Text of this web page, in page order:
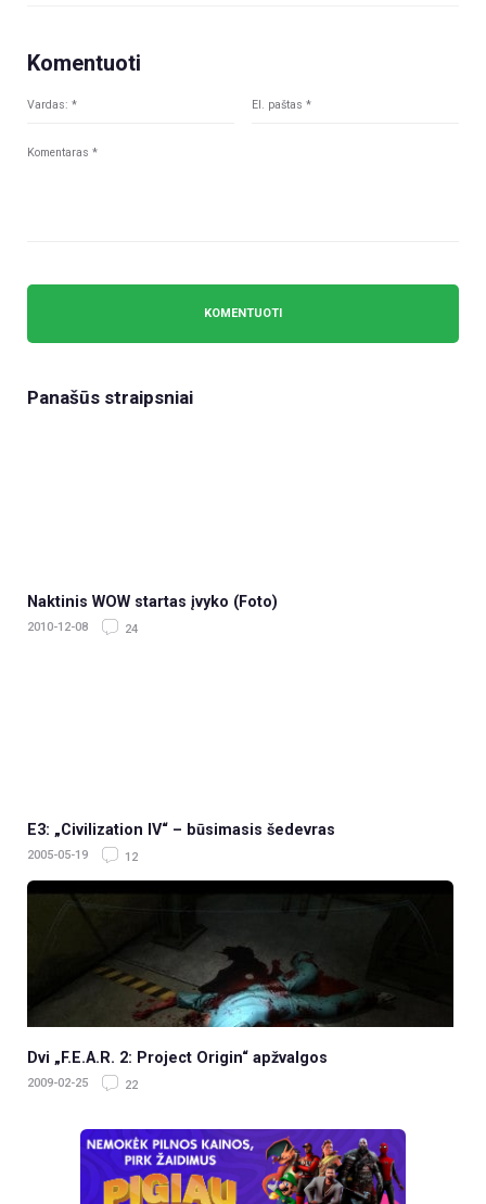
Komentuoti
Panašūs straipsniai
Naktinis WOW startas įvyko (Foto)
2010-12-08 24
E3: „Civilization IV“ – būsimasis šedevras
2005-05-19 12
Dvi „F.E.A.R. 2: Project Origin“ apžvalgos
2009-02-25 22